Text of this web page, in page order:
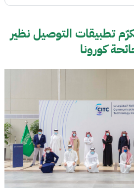
تطبيقات التوصيل نظير
كورونا